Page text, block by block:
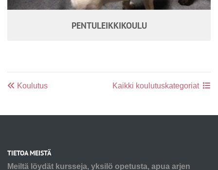
PENTULEIKKIKOULU
Koulutus Kaikki koulutuskategoriat
TIETOA MEISTÄ
Meiltä löydät kursseja, yksilö opetusta, apua arjen